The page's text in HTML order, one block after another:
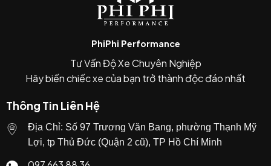
PhiPhi Performance
Tư Vấn Độ Xe Chuyên Nghiệp
Hãy biến chiếc xe của bạn trở thành độc đáo nhất
Thông Tin Liên Hệ
Địa Chỉ: Số 97 Trương Văn Bang, phường Thạnh Mỹ
Lợi, tp Thủ Đức (Quận 2 cũ), TP Hồ Chí Minh